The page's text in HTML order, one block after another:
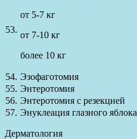
53.
от 5-7 кг
от 7-10 кг
более 10 кг
54. Эзофаготомия
55. Энтеротомия
56. Энтеротомия с резекцией
57. Энуклеация глазного яблока
Дерматология